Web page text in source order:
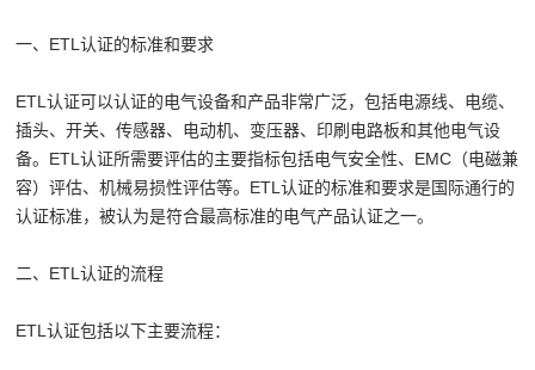
一、ETL认证的标准和要求
ETL认证可以认证的电气设备和产品非常广泛，包括电源线、电缆、
插头、开关、传感器、电动机、变压器、印刷电路板和其他电气设
备。ETL认证所需要评估的主要指标包括电气安全性、EMC（电磁兼
容）评估、机械易损性评估等。ETL认证的标准和要求是国际通行的
认证标准，被认为是符合最高标准的电气产品认证之一。
二、ETL认证的流程
ETL认证包括以下主要流程：